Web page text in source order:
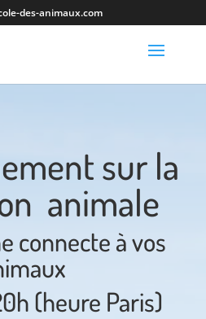
des-animaux.com
sur la
animale
connecte à vos
(heure Paris)